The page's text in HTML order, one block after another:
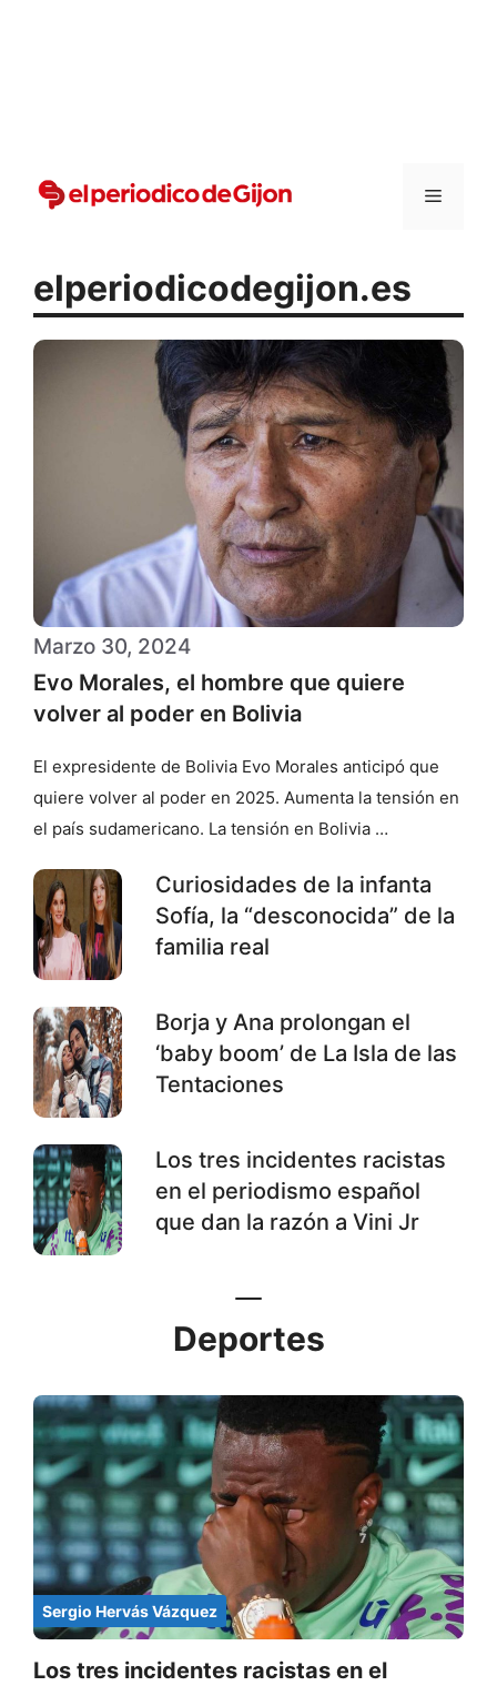
Menu
elperiodicodegijon.es
Marzo 30, 2024
Evo Morales, el hombre que quiere
volver al poder en Bolivia
El expresidente de Bolivia Evo Morales anticipó que
quiere volver al poder en 2025. Aumenta la tensión en
el país sudamericano. La tensión en Bolivia …
Curiosidades de la infanta
Sofía, la “desconocida” de la
familia real
Borja y Ana prolongan el
‘baby boom’ de La Isla de las
Tentaciones
Los tres incidentes racistas
en el periodismo español
que dan la razón a Vini Jr
Deportes
Sergio Hervás Vázquez
Los tres incidentes racistas en el